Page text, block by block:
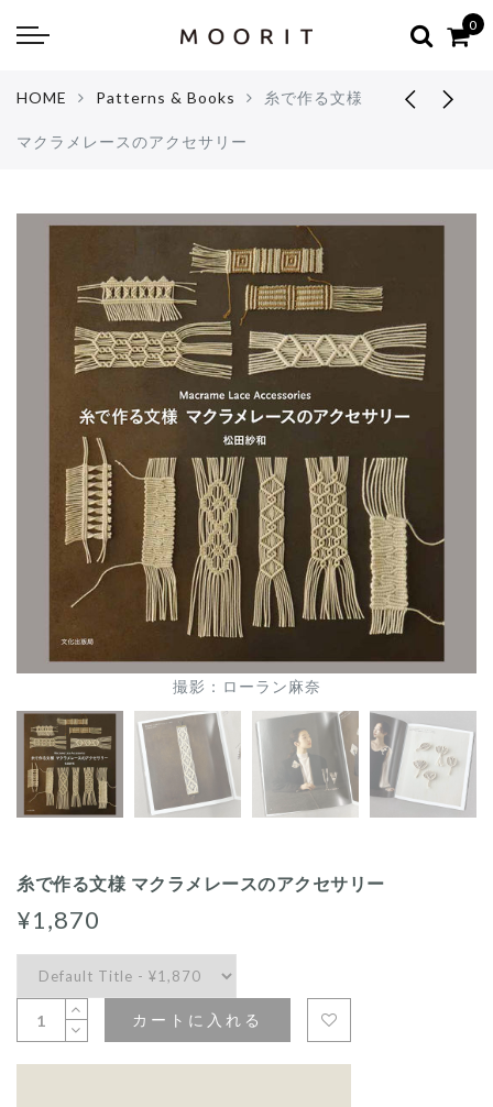
Back
編み物はじめて教室：棒針編
Back
Knitting kit
0
HOME Patterns & Books 糸で作る文様
マクラメレースのアクセサリー
撮影：ローラン麻奈
糸で作る文様 マクラメレースのアクセサリー
¥1,870
カートに入れる